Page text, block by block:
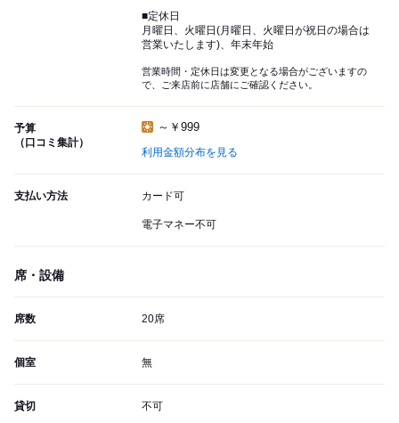
■定休日
月曜日、火曜日(月曜日、火曜日が祝日の場合は
営業いたします)、年末年始
営業時間・定休日は変更となる場合がございますの
で、ご来店前に店舗にご確認ください。
予算
（口コミ集計）
～￥999
利用金額分布を見る
支払い方法 カード可
電子マネー不可
席・設備
席数 20席
個室 無
貸切 不可